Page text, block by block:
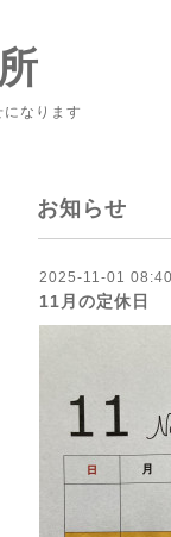
なります
お知らせ
2025-11-01
11月の定休日